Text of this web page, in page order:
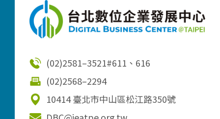
(02)2581–3521#611、616
(02)2568–2294
10414 臺北市中山區松江路350號